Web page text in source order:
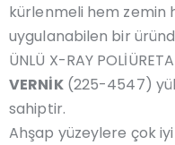
kürlenmeli hem zemin
uygulanabilen bir
ÜNLÜ X-RAY
VERNİK(225-4547)
sahiptir.
Ahşap yüzeylere çok